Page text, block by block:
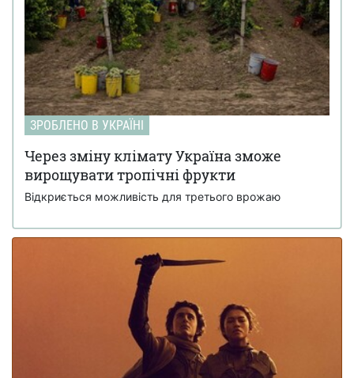
ЗРОБЛЕНО В УКРАЇНІ
Через зміну клімату Україна зможе
вирощувати тропічні фрукти
Відкриється можливість для третього врожаю